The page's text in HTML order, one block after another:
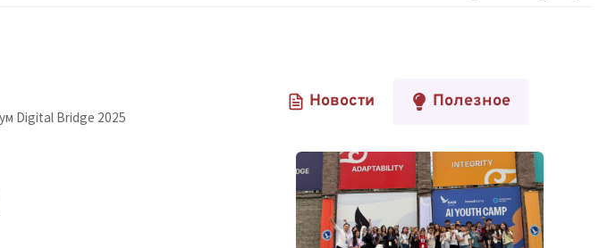
Digital Bridge 2025
Новости Полезное